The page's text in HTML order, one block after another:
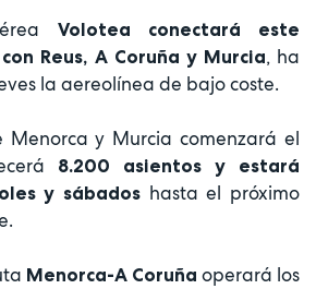
Volotea
conectará este
Reus, A Coruña y Murcia, ha
la aereolínea de bajo coste.
Menorca y Murcia comenzará el
8.200 asientos y estará
y sábados hasta el próximo
Menorca-A Coruña operará los